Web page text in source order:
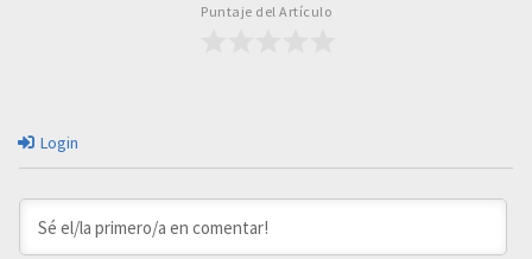
Puntaje del Artículo
Login